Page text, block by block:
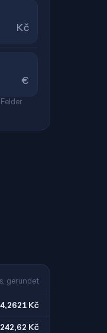
Kč
€
gerundet
Kč
242,62 Kč